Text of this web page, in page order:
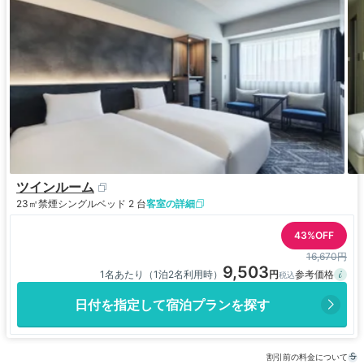
ツインルーム
23㎡禁煙シングルベッド 2 台客室の詳細
43%OFF
16,670円
1名あたり（1泊2名利用時） 9,503
日付を指定して宿泊プランを探す
割引前の料金について